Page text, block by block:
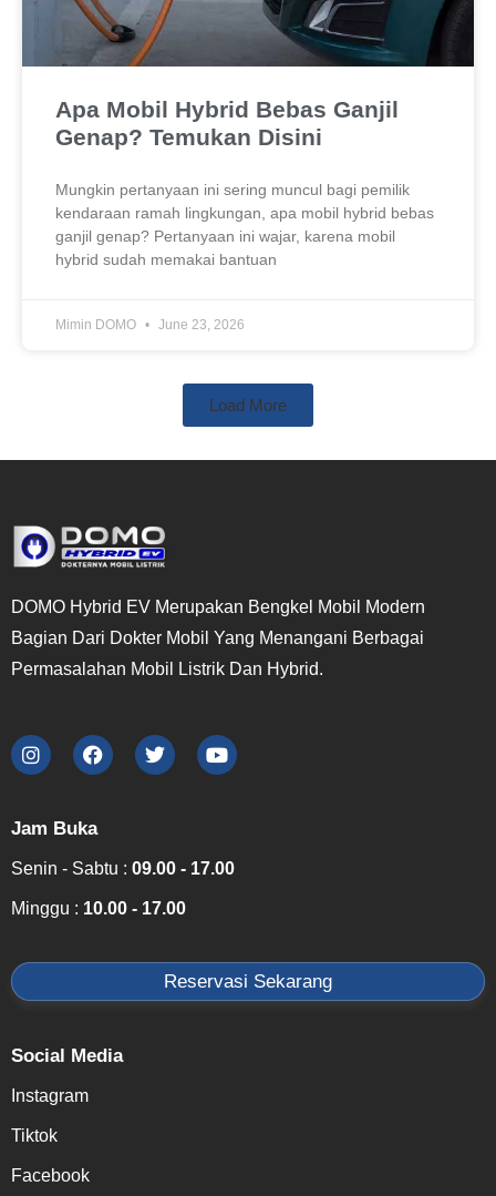
Apa Mobil Hybrid Bebas Ganjil
Genap? Temukan Disini
Mungkin pertanyaan ini sering muncul bagi pemilik
kendaraan ramah lingkungan, apa mobil hybrid bebas
ganjil genap? Pertanyaan ini wajar, karena mobil
hybrid sudah memakai bantuan
Mimin DOMO June 23, 2026
Load More
DOMO Hybrid EV Merupakan Bengkel Mobil Modern
Bagian Dari Dokter Mobil Yang Menangani Berbagai
Permasalahan Mobil Listrik Dan Hybrid.
Jam Buka
Senin - Sabtu : 09.00 - 17.00
Minggu : 10.00 - 17.00
Reservasi Sekarang
Social Media
Instagram
Tiktok
Facebook